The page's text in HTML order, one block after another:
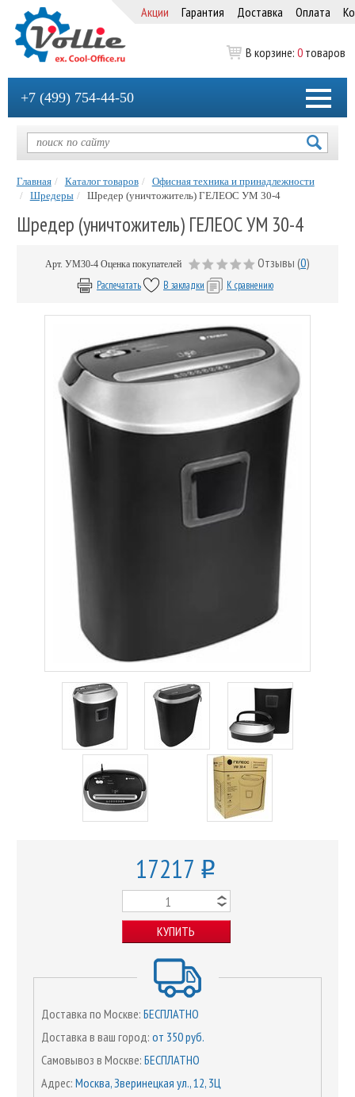
Акции Гарантия Доставка Оплата
В корзине: 0 товаров
+7 (499) 754-44-50
Главная Каталог товаров
Офисная техника и принадлежности
Шредеры
Шредер (уничтожитель) ГЕЛЕОС УМ 30-4
Шредер (уничтожитель) ГЕЛЕОС УМ 30-4
Арт. УМ30-4 Оценка покупателей Отзывы (0)
Распечатать В закладки К сравнению
17217 o
КУПИТЬ
Доставка по Москве: БЕСПЛАТНО
Доставка в ваш город: от 350 руб.
Самовывоз в Москве: БЕСПЛАТНО
Адрес: Москва, Зверинецкая ул., 12, 3Ц